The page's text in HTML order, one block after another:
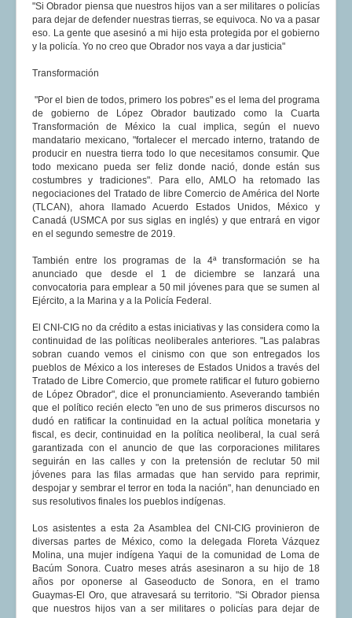
"Si Obrador piensa que nuestros hijos van a ser militares o policías
para dejar de defender nuestras tierras, se equivoca. No va a pasar
eso. La gente que asesinó a mi hijo esta protegida por el gobierno
y la policía. Yo no creo que Obrador nos vaya a dar justicia"
Transformación
"Por el bien de todos, primero los pobres" es el lema del programa
de gobierno de López Obrador bautizado como la Cuarta
Transformación de México la cual implica, según el nuevo
mandatario mexicano, "fortalecer el mercado interno, tratando de
producir en nuestra tierra todo lo que necesitamos consumir. Que
todo mexicano pueda ser feliz donde nació, donde están sus
costumbres y tradiciones". Para ello, AMLO ha retomado las
negociaciones del Tratado de libre Comercio de América del Norte
(TLCAN), ahora llamado Acuerdo Estados Unidos, México y
Canadá (USMCA por sus siglas en inglés) y que entrará en vigor
en el segundo semestre de 2019.
También entre los programas de la 4ª transformación se ha
anunciado que desde el 1 de diciembre se lanzará una
convocatoria para emplear a 50 mil jóvenes para que se sumen al
Ejército, a la Marina y a la Policía Federal.
El CNI-CIG no da crédito a estas iniciativas y las considera como la
continuidad de las políticas neoliberales anteriores. "Las palabras
sobran cuando vemos el cinismo con que son entregados los
pueblos de México a los intereses de Estados Unidos a través del
Tratado de Libre Comercio, que promete ratificar el futuro gobierno
de López Obrador", dice el pronunciamiento. Aseverando también
que el político recién electo "en uno de sus primeros discursos no
dudó en ratificar la continuidad en la actual política monetaria y
fiscal, es decir, continuidad en la política neoliberal, la cual será
garantizada con el anuncio de que las corporaciones militares
seguirán en las calles y con la pretensión de reclutar 50 mil
jóvenes para las filas armadas que han servido para reprimir,
despojar y sembrar el terror en toda la nación", han denunciado en
sus resolutivos finales los pueblos indígenas.
Los asistentes a esta 2a Asamblea del CNI-CIG provinieron de
diversas partes de México, como la delegada Floreta Vázquez
Molina, una mujer indígena Yaqui de la comunidad de Loma de
Bacúm Sonora. Cuatro meses atrás asesinaron a su hijo de 18
años por oponerse al Gaseoducto de Sonora, en el tramo
Guaymas-El Oro, que atravesará su territorio. "Si Obrador piensa
que nuestros hijos van a ser militares o policías para dejar de